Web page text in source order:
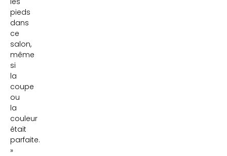
pieds
dans
ce
salon,
même
si
la
coupe
ou
la
couleur
était
parfaite.
»